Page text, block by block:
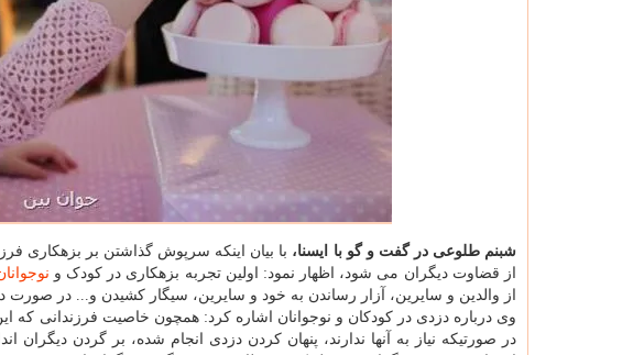
شبنم طلوعی در گفت و گو با ایسنا، با بیان اینکه سرپوش گذاشتن بر بزهکاری
از قضاوت دیگران می شود، اظهار نمود: اولین تجربه بزهکاری در کودک و
از والدین و سایرین، آزار رساندن به خود و سایرین، سیگار کشیدن و... در صورت
وی درباره دزدی در کودکان و نوجوانان اشاره کرد: همچون خاصیت فرزندانی که
در صورتیکه نیاز به آنها ندارند، پنهان کردن دزدی انجام شده، بر گردن